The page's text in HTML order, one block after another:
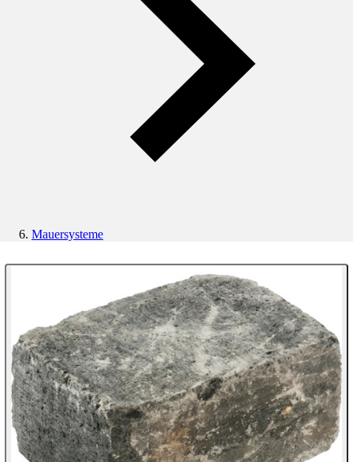
Mauersysteme